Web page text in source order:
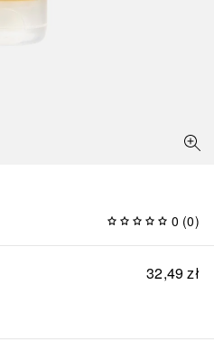
0 (0)
32,49 zł